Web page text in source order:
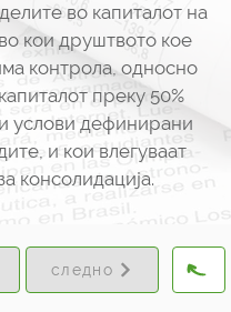
во капиталот на
кои друштвото кое
контрола, односно
преку 50%
услови дефинирани
и кои влегуваат
консолидација.
следно